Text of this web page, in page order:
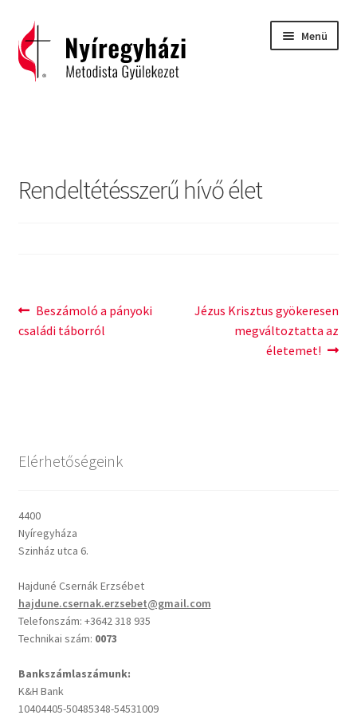
Ugrás
a
navigációhoz
Kilépés
a
tartalomba
Menü
2016 – Igehirdetések
C. H. Spurgeon: Isten ígéreteinek tárháza
Oswald Chambers: Krisztus mindenek felett
Alkalmaink
Elérhetőségek
Rendeltétésszerű hívő élet
Bejegyzés
navigáció
Previous
post:
Beszámoló a pányoki
családi táborról
Next
Jézus Krisztus gyökeresen
megváltoztatta az
életemet!
Elérhetőségeink
4400
Nyíregyháza
Szinház utca 6.
Hajduné Csernák Erzsébet
hajdune.csernak.erzsebet@gmail.com
Telefonszám: +3642 318 935
Technikai szám: 0073
Bankszámlaszámunk:
K&H Bank
10404405-50485348-54531009